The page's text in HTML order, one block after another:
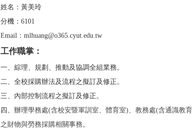
姓名： 黃美玲
分機：6101
Email：mlhuang@o365.cyut.edu.tw
工作職掌：
一、綜理、規劃、推動及協調全組業務。
二、全校採購辦法及流程之擬訂及修正。
三、內部控制流程之擬訂及修正。
四、辦理學務處(含校安暨軍訓室、體育室)、教務處(含通識教
之財物與勞務採購相關事務。